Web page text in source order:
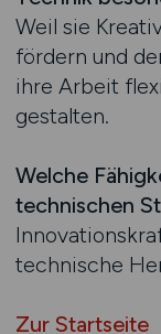
Weil sie
fördern und
ihre Arbeit
gestalten.
Welche
technischen
technische
Zur Startseite